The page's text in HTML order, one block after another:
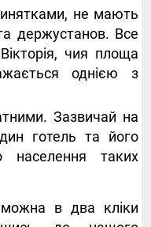
не мають
держустанов. Все
чия площа
однією з
Зазвичай на
готель та його
населення таких
в два кліки